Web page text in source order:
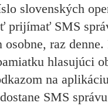
slovenských
prijímať SMS
osobne, raz
hlasujúci
na
SMS